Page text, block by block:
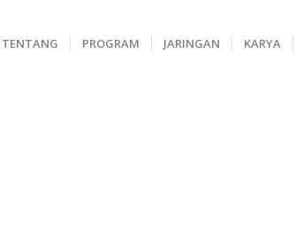
TENTANG PROGRAM JARINGAN KARYA